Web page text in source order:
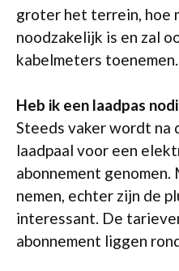
groter het terrein, hoe
noodzakelijk is en zal
kabelmeters toenemen.
Heb ik een laadpas
Steeds vaker wordt na
laadpaal voor een
abonnement
nemen, echter zijn de
interessant. De
abonnement liggen